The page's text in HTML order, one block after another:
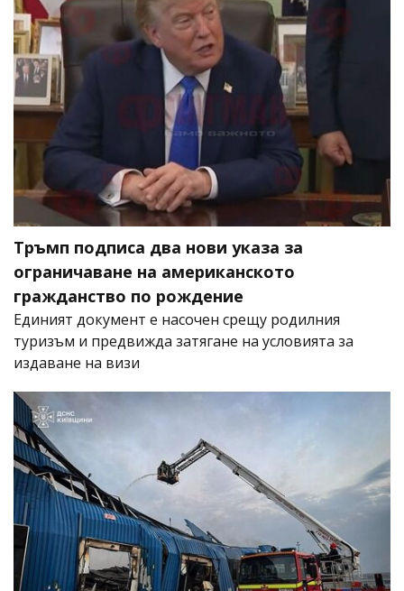
Тръмп подписа два нови указа за
ограничаване на американското
гражданство по рождение
Единият документ е насочен срещу родилния
туризъм и предвижда затягане на условията за
издаване на визи